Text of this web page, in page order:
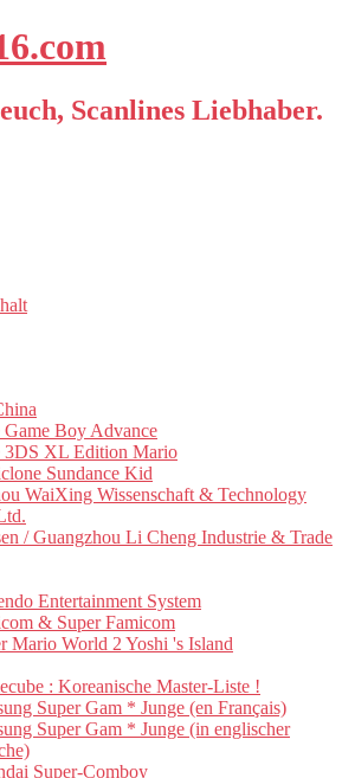
Scanlines Liebhaber.
Game Boy Advance
3DS XL Edition Mario
Sundance Kid
WaiXing Wissenschaft & Technology
/ Guangzhou Li Cheng Industrie & Trade
Entertainment System
& Super Famicom
Mario World 2 Yoshi 's Island
: Koreanische Master-Liste !
Super Gam * Junge (en Français)
Super Gam * Junge (in englischer
Super-Comboy